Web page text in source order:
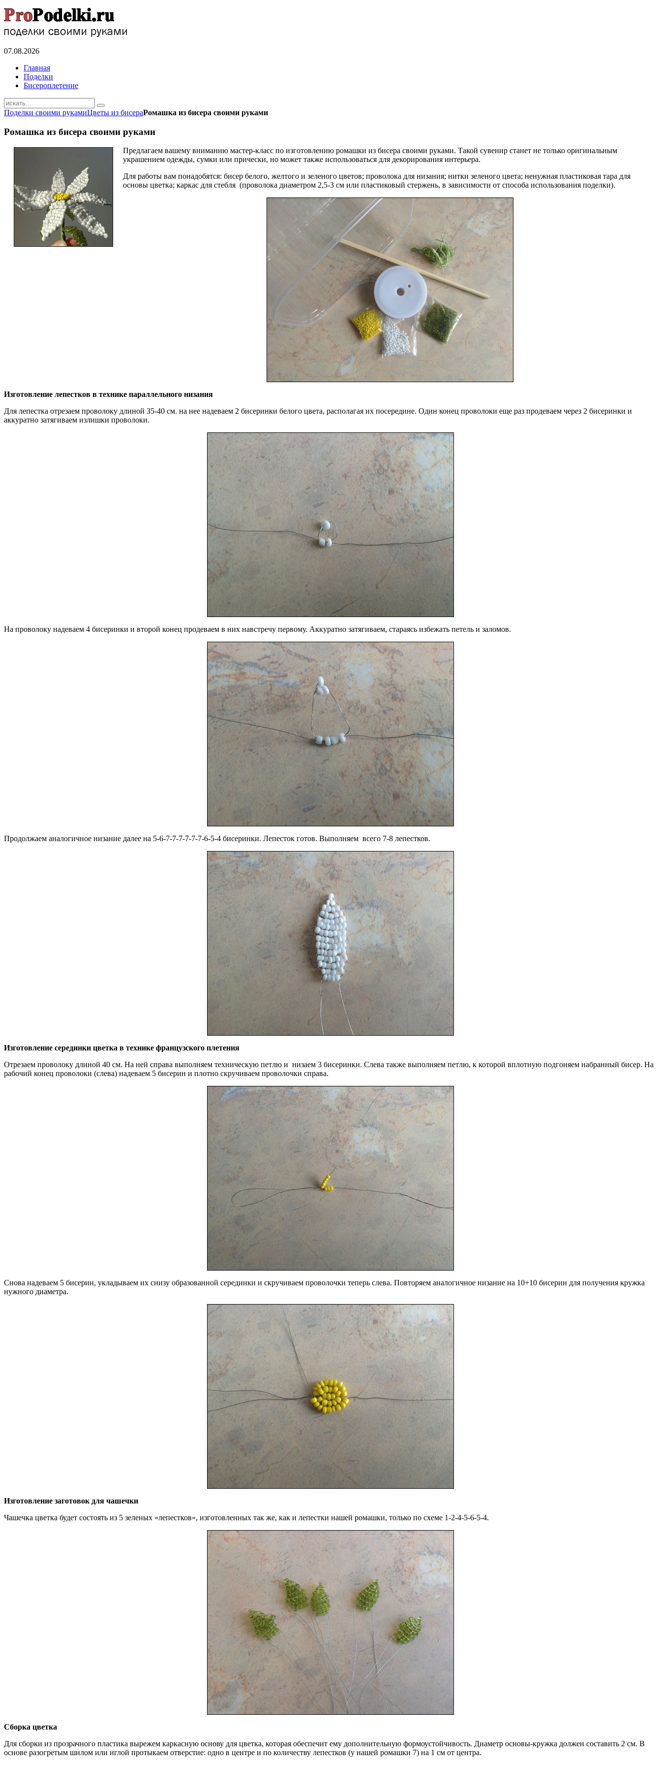
07.08.2026
Главная
Поделки
Бисероплетение
Поделки своими рукамиЦветы из бисераРомашка из бисера своими руками
Ромашка из бисера своими руками
Предлагаем вашему вниманию мастер-класс по изготовлению ромашки из бисера своими руками. Такой сувенир станет не только оригинальным
украшением одежды, сумки или прически, но может также использоваться для декорирования интерьера.
Для работы вам понадобятся: бисер белого, желтого и зеленого цветов; проволока для низания; нитки зеленого цвета; ненужная пластиковая тара для
основы цветка; каркас для стебля (проволока диаметром 2,5-3 cм или пластиковый стержень, в зависимости от способа использования поделки).
Изготовление лепестков в технике параллельного низания
Для лепестка отрезаем проволоку длиной 35-40 см. на нее надеваем 2 бисеринки белого цвета, располагая их посередине. Один конец проволоки еще раз продеваем через 2 бисеринки и
аккуратно затягиваем излишки проволоки.
На проволоку надеваем 4 бисеринки и второй конец продеваем в них навстречу первому. Аккуратно затягиваем, стараясь избежать петель и заломов.
Продолжаем аналогичное низание далее на 5-6-7-7-7-7-7-7-6-5-4 бисеринки. Лепесток готов. Выполняем всего 7-8 лепестков.
Изготовление серединки цветка в технике французского плетения
Отрезаем проволоку длиной 40 см. На ней справа выполняем техническую петлю и низаем 3 бисеринки. Слева также выполняем петлю, к которой вплотную подгоняем набранный бисер. На
рабочий конец проволоки (слева) надеваем 5 бисерин и плотно скручиваем проволочки справа.
Снова надеваем 5 бисерин, укладываем их снизу образованной серединки и скручиваем проволочки теперь слева. Повторяем аналогичное низание на 10+10 бисерин для получения кружка
нужного диаметра.
Изготовление заготовок для чашечки
Чашечка цветка будет состоять из 5 зеленых «лепестков», изготовленных так же, как и лепестки нашей ромашки, только по схеме 1-2-4-5-6-5-4.
Сборка цветка
Для сборки из прозрачного пластика вырежем каркасную основу для цветка, которая обеспечит ему дополнительную формоустойчивость. Диаметр основы-кружка должен составить 2 см. В
основе разогретым шилом или иглой протыкаем отверстие: одно в центре и по количеству лепестков (у нашей ромашки 7) на 1 см от центра.